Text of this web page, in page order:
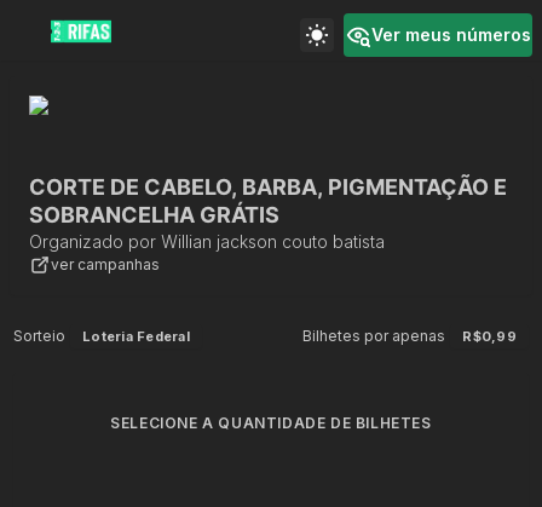
Ver meus números
CORTE DE CABELO, BARBA, PIGMENTAÇÃO E
SOBRANCELHA GRÁTIS
Organizado por Willian jackson couto batista
ver campanhas
Sorteio Loteria Federal Bilhetes por apenas R$0,99
SELECIONE A QUANTIDADE DE BILHETES